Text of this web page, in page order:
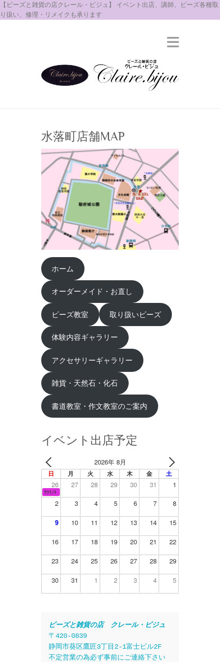
【ビーズと雑貨の店クレール・ビジュ】 イベント出店、講師、ビーズ各種取
り扱い、修理・リメイクも承ります
水落町店舗MAP
ホーム
オーダーメイド・お直し
ビーズ教室 取り扱いビーズ
体験内容ギャラリー
アクセサリーギャラリー
雑貨・天然石・化石
書道教室・作文教室のご案内
イベント出店予定
2026年 8月
日 月 火 水 木 金 土
26 27 28 29 30 31 1
ｻｸﾗﾉｷ
2 3 4 5 6 7 8
9 10 11 12 13 14 15
16 17 18 19 20 21 22
23 24 25 26 27 28 29
30 31 1 2 3 4 5
ビーズと雑貨の店　クレール・ビジュ
〒420-0839
静岡市葵区鷹匠3丁目2-1富士ビル2F
不定営業の為必ず事前にご連絡下さい